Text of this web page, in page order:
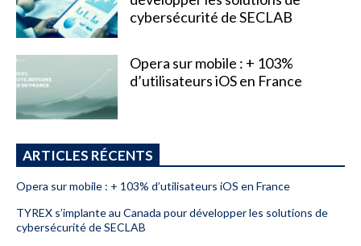
cybersécurité de SECLAB
Opera sur mobile : + 103%
d’utilisateurs iOS en France
ARTICLES RÉCENTS
Opera sur mobile : + 103% d’utilisateurs iOS en France
TYREX s’implante au Canada pour développer les solutions de
cybersécurité de SECLAB